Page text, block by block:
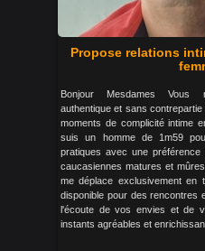
Propose relations
Bonjour Mesdames Vous
authentique et sans
moments de complicité intime
suis un homme de 1m59
pratiques avec une
caucasiennes matures et
me déplace exclusivement en
disponible pour des rencontres
l'écoute de vos envies et de
instants agréables et